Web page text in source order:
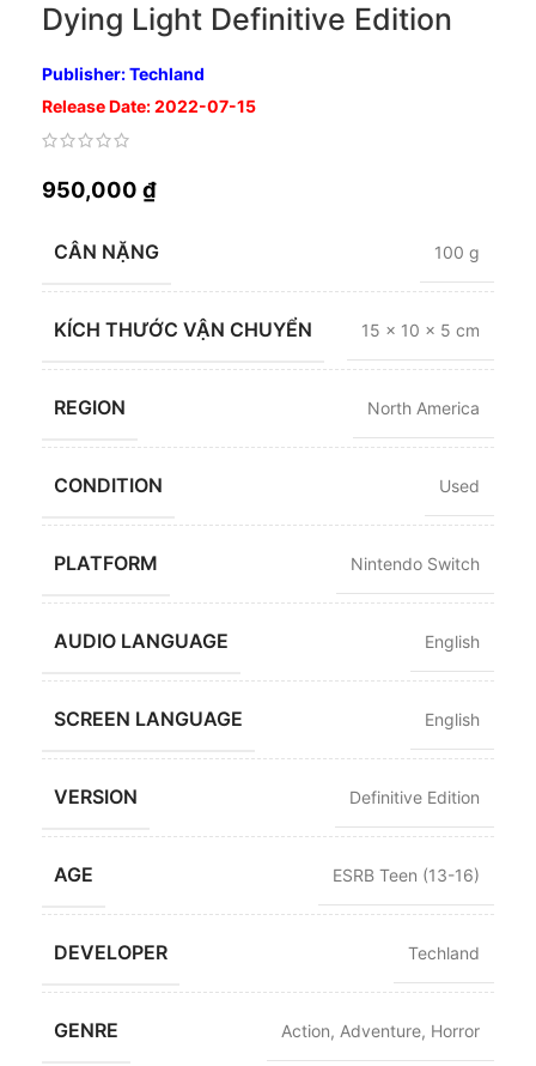
Dying Light Definitive Edition
Publisher: Techland
Release Date: 2022-07-15
950,000 ₫
CÂN NẶNG 100 g
KÍCH THƯỚC VẬN CHUYỂN 15 × 10 × 5 cm
REGION North America
CONDITION Used
PLATFORM Nintendo Switch
AUDIO LANGUAGE English
SCREEN LANGUAGE English
VERSION Definitive Edition
AGE ESRB Teen (13-16)
DEVELOPER Techland
GENRE Action, Adventure, Horror